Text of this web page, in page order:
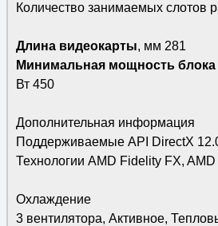
Количество занимаемых слотов
Длина видеокарты, мм 281
Минимальная мощность блока
Вт 450
Дополнительная информация
Поддерживаемые API DirectX
Технологии AMD Fidelity FX,
Охлаждение
3 вентилятора, Активное,